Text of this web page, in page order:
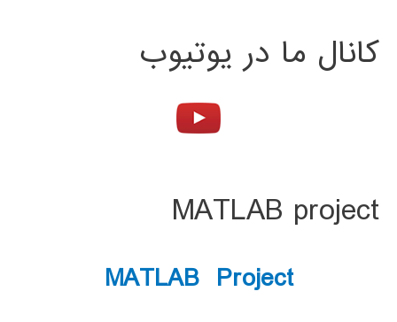
کانال ما در یوتیوب
MATLAB project
MATLAB Project